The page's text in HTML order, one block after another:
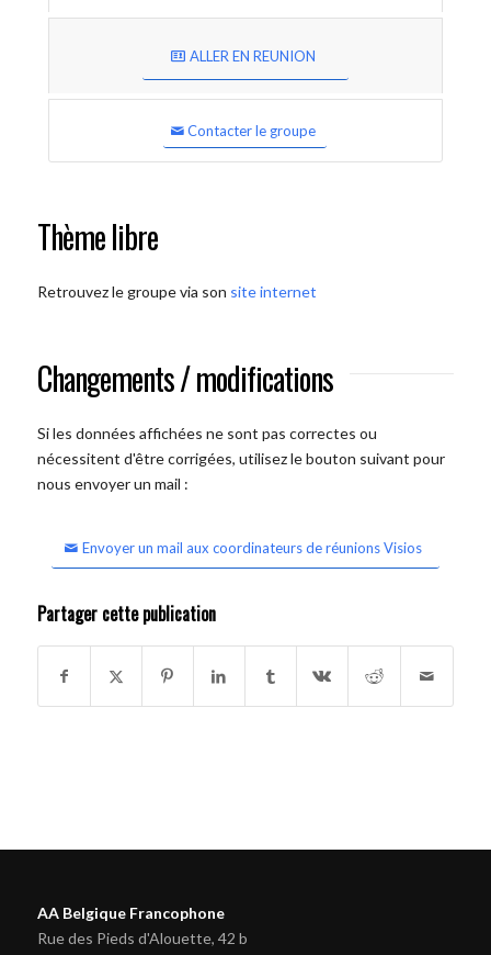
ALLER EN REUNION
Contacter le groupe
Thème libre
Retrouvez le groupe via son site internet
Changements / modifications
Si les données affichées ne sont pas correctes ou
nécessitent d'être corrigées, utilisez le bouton suivant pour
nous envoyer un mail :
Envoyer un mail aux coordinateurs de réunions Visios
Partager cette publication
AA Belgique Francophone
Rue des Pieds d'Alouette, 42 b